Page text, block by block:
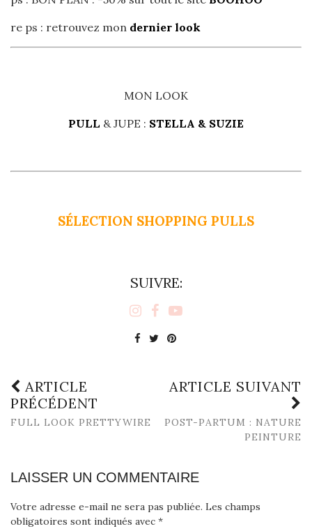
re ps : retrouvez mon dernier look
MON LOOK
PULL & JUPE : STELLA & SUZIE
SÉLECTION SHOPPING PULLS
SUIVRE:
ARTICLE
PRÉCÉDENT
FULL LOOK PRETTYWIRE
ARTICLE SUIVANT
POST-PARTUM : NATURE
PEINTURE
LAISSER UN COMMENTAIRE
Votre adresse e-mail ne sera pas publiée. Les champs
obligatoires sont indiqués avec *